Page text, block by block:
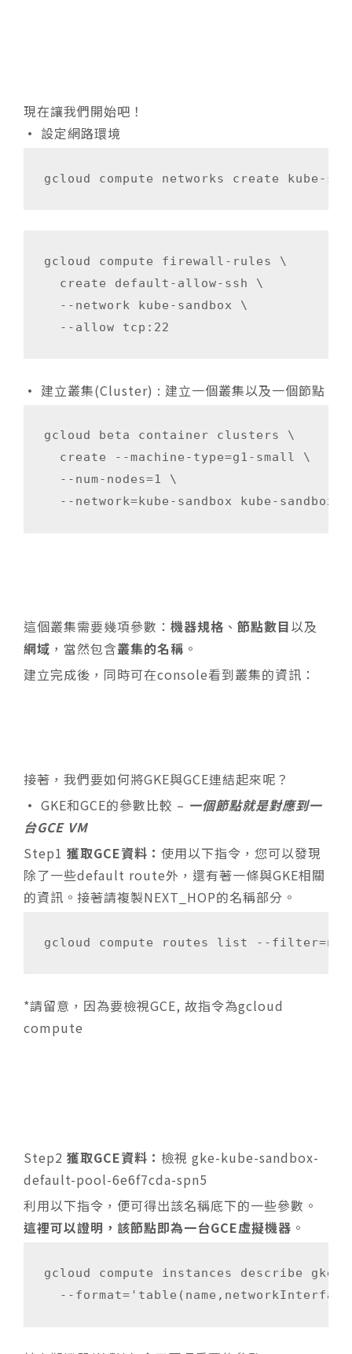
現在讓我們開始吧！
• 設定網路環境
gcloud compute firewall-rules \
  create default-allow-ssh \
  --network kube-sandbox \
• 建立叢集(Cluster) : 建立一個叢集以及一個節點
gcloud beta container clusters \
  create --machine-type=g1-small \
  --num-nodes=1 \
這個叢集需要幾項參數： 機器規格 、 節點數目以及
網域 ，當然包含叢集的名稱 。
建立完成後，同時可在console看到叢集的資訊：
接著，我們要如何將GKE與GCE連結起來呢？
• GKE和GCE的參數比較 – 一個節點就是對應到一
台GCE VM
Step1 獲取GCE資料： 使用以下指令，您可以發現
除了一些default route外，還有著一條與GKE相關
的資訊。接著請複製NEXT_HOP的名稱部分。
*請留意，因為要檢視GCE, 故指令為gcloud
compute
Step2 獲取GCE資料： 檢視 gke-kube-sandbox-
default-pool-6e6f7cda-spn5
利用以下指令，便可得出該名稱底下的一些參數。
這裡可以證明，該節點即為一台GCE虛擬機器 。
gcloud compute instances describe gke-